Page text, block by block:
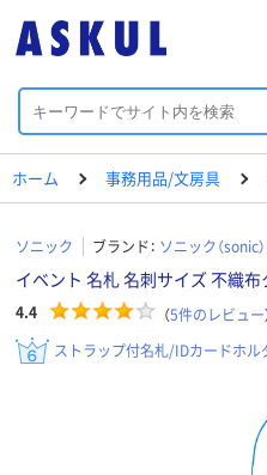
ホーム 事務用品/文房具
ソニック ブランド： ソニック（sonic）
イベント 名札 名刺サイズ 不織
4.4 （5件のレビュー
ストラップ付名札/IDカードホル